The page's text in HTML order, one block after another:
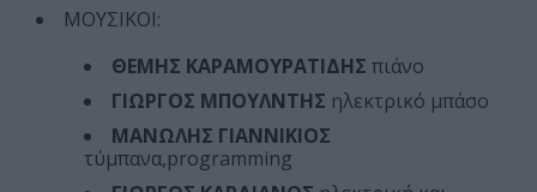
ΜOYΣΙΚΟΙ:
ΘΕΜΗΣ ΚΑΡΑΜΟΥΡΑΤΙΔΗΣ πιάνο
ΓΙΩΡΓΟΣ ΜΠΟΥΛΝΤΗΣ ηλεκτρικό μπάσο
ΜΑΝΩΛΗΣ ΓΙΑΝΝΙΚΙΟΣ
τύμπανα,programming